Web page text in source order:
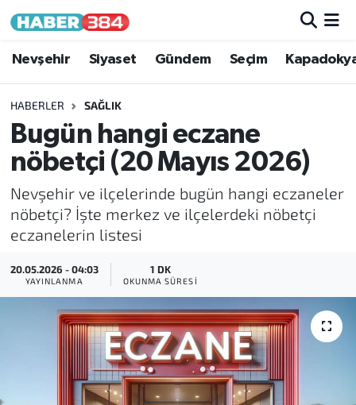
Nevşehir Siyaset Gündem Seçim
HABERLER SAĞLIK
Bugün hangi eczane
nöbetçi (20 Mayıs 2026)
Nevşehir ve ilçelerinde bugün hangi eczaneler
nöbetçi? İşte merkez ve ilçelerdeki nöbetçi
eczanelerin listesi
20.05.2026 - 04:03
YAYINLANMA
1 DK
OKUNMA SÜRESI
Nöbetçi Eczaneler
Hava Durumu
Trafik Durumu
Tüm Manşetler
Son Dakika Haberleri